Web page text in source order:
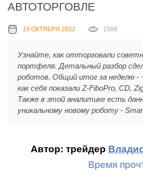
АВТОТОРГОВЛЕ
19 ОКТЯБРЯ 2022 1589
Узнайте, как отторговали
портфеля. Детальный разбор
роботов. Общий итог за неделю -
как себя показали Z-FiboPro, CD,
Также в этой аналитике есть
уникальному новому роботу -
Автор: трейдер
Время